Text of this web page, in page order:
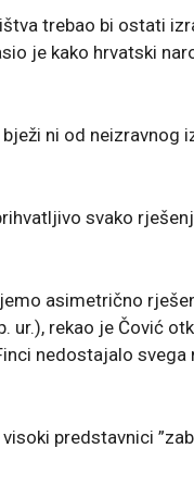
trebao bi ostati
je kako hrvatski
ni od neizravnog
svako
asimetrično
ur.), rekao je Čović
nedostajalo
predstavnici